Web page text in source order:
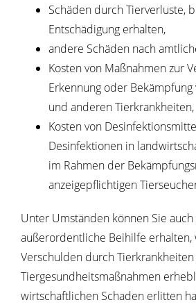
Schäden durch Tierverluste,
Entschädigung erhalten,
andere Schäden nach
Kosten von Maßnahmen zur
Erkennung oder
und anderen Tierkrankheiten,
Kosten von
Desinfektionen in
im Rahmen der
anzeigepflichtigen
Unter Umständen können Sie auch
außerordentliche Beihilfe erhalten,
Verschulden durch
Tiergesundheitsmaßnahmen
wirtschaftlichen Schaden erlitten